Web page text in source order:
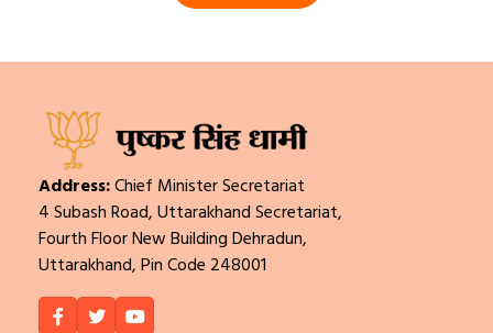
Address:Chief Minister Secretariat
4 Subash Road, Uttarakhand Secretariat,
Fourth Floor New Building Dehradun,
Uttarakhand, Pin Code 248001